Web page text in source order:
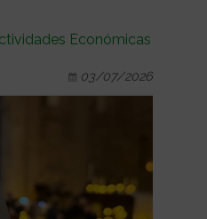
Económicas
03/07/2026